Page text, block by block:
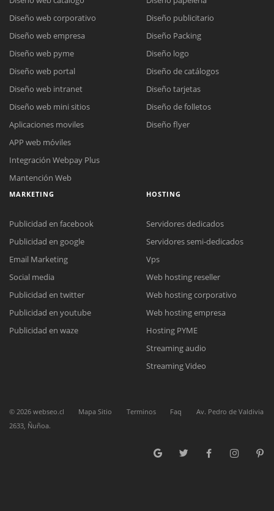
Reunión online
Nuestros ejecutivos le enviarán un correo electrónico con el enlace a
Meet para la reunión online.
Cotización
Complete el formulario y nos contactaremos a la brevedad.
Chat Online
para enviarnos un correo electrónico con sus datos personales.
Diseño web corporativo
Diseño web empresa
Diseño web pyme
Diseño web portal
Diseño web intranet
Diseño web mini sitios
Aplicaciones moviles
APP web móviles
Integración Webpay Plus
Mantención Web
Diseño publicitario
Diseño Packing
Diseño logo
Diseño de catálogos
Diseño tarjetas
Diseño de folletos
Diseño flyer
MARKETING
Publicidad en facebook
Publicidad en google
Email Marketing
Social media
Publicidad en twitter
Publicidad en youtube
Publicidad en waze
HOSTING
Servidores dedicados
Servidores semi-dedicados
Vps
Web hosting reseller
Web hosting corporativo
Web hosting empresa
Hosting PYME
Streaming audio
Streaming Video
© 2026 webseo.cl Mapa Sitio Terminos Faq
Av. Pedro de Valdivia
2633, Ñuñoa.